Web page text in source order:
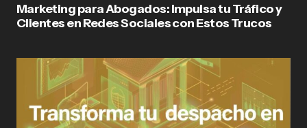
Marketing para Abogados: Impulsa tu Tráfico y
Clientes en Redes Sociales con Estos Trucos